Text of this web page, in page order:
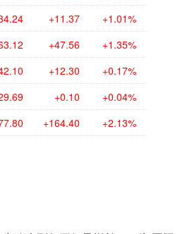
+11.37 +1.01%
+47.56 +1.35%
+12.30 +0.17%
+0.10 +0.04%
+164.40 +2.13%